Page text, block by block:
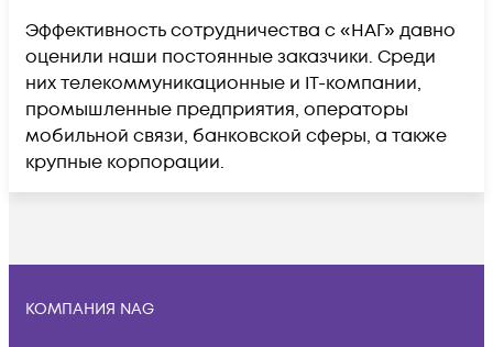
Эффективность сотрудничества с «НАГ» давно
оценили наши постоянные заказчики. Среди
них телекоммуникационные и IT-компании,
промышленные предприятия, операторы
мобильной связи, банковской сферы, а также
крупные корпорации.
КОМПАНИЯ NAG